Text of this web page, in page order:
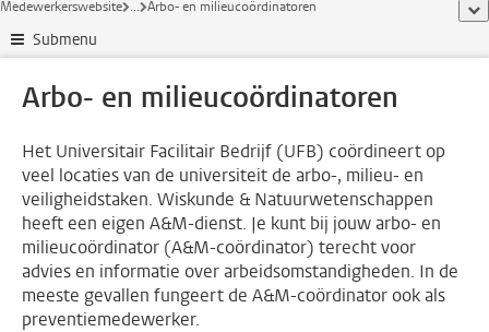
Medewerkerswebsite ... Arbo- en milieucoördinatoren
Submenu
Arbo- en milieucoördinatoren
Het Universitair Facilitair Bedrijf (UFB) coördineert op
veel locaties van de universiteit de arbo-, milieu- en
veiligheidstaken. Wiskunde & Natuurwetenschappen
heeft een eigen A&M-dienst. Je kunt bij jouw arbo- en
milieucoördinator (A&M-coördinator) terecht voor
advies en informatie over arbeidsomstandigheden. In de
meeste gevallen fungeert de A&M-coördinator ook als
preventiemedewerker.